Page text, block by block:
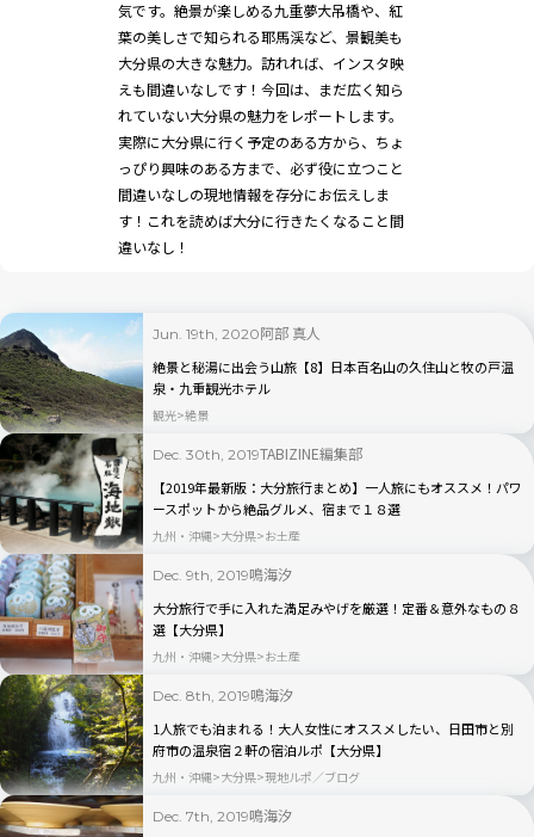
気です。絶景が楽しめる九重夢大吊橋や、紅
葉の美しさで知られる耶馬渓など、景観美も
大分県の大きな魅力。訪れれば、インスタ映
えも間違いなしです！今回は、まだ広く知ら
れていない大分県の魅力をレポートします。
実際に大分県に行く予定のある方から、ちょ
っぴり興味のある方まで、必ず役に立つこと
間違いなしの現地情報を存分にお伝えしま
す！これを読めば大分に行きたくなること間
違いなし！
Jun. 19th, 2020阿部 真人
絶景と秘湯に出会う山旅【8】日本百名山の久住山と牧の戸温
泉・九重観光ホテル
観光 絶景
Dec. 30th, 2019TABIZINE編集部
【2019年最新版：大分旅行まとめ】一人旅にもオススメ！パワ
ースポットから絶品グルメ、宿まで１８選
九州・沖縄 大分県 お土産
Dec. 9th, 2019鳴海汐
大分旅行で手に入れた満足みやげを厳選！定番＆意外なもの８
選【大分県】
九州・沖縄 大分県 お土産
Dec. 8th, 2019鳴海汐
1人旅でも泊まれる！大人女性にオススメしたい、日田市と別
府市の温泉宿２軒の宿泊ルポ【大分県】
九州・沖縄 大分県 現地ルポ／ブログ
Dec. 7th, 2019鳴海汐